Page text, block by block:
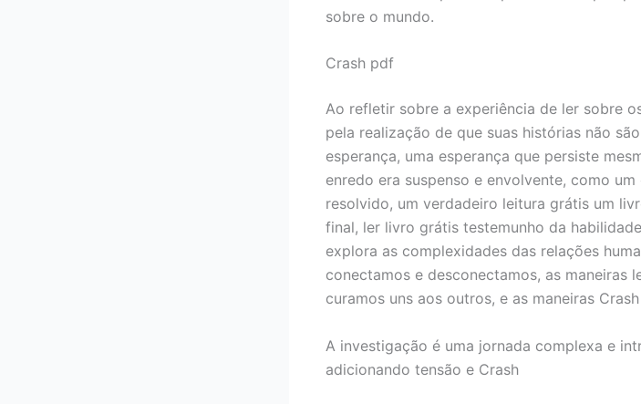
sobre o mundo.
Crash pdf
Ao refletir sobre a experiência de ler sobre
pela realização de que suas histórias não
esperança, uma esperança que persiste
enredo era suspenso e envolvente, como
resolvido, um verdadeiro leitura grátis um
final, ler livro grátis testemunho da
explora as complexidades das relações
conectamos e desconectamos, as maneiras
curamos uns aos outros, e as maneiras
A investigação é uma jornada complexa e
adicionando tensão e Crash